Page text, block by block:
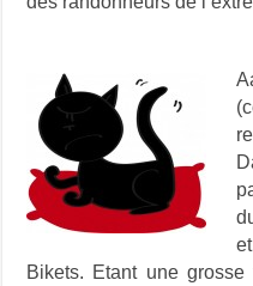
Bikets. Etant une